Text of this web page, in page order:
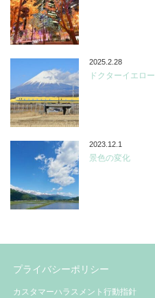
2025.2.28
ドクターイエロー
2023.12.1
景色の変化
プライバシーポリシー
カスタマーハラスメント行動指針